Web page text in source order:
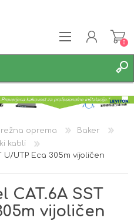
0
oprema
Baker
kabli
U/UTP Eca 305m vijoličen
CAT.6A SST
vijoličen